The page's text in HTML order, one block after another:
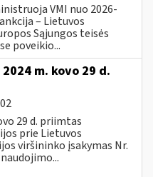
VMI nuo 2026-
– Lietuvos
Sąjungos teisės
poveikio...
m. kovo 29 d.
29 d. priimtas
prie Lietuvos
viršininko įsakymas Nr.